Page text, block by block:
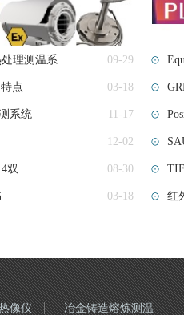
理测温系... 09-29
点 03-18
系统 11-17
12-02
双... 08-30
03-18 红
像仪 冶金铸造熔炼测温